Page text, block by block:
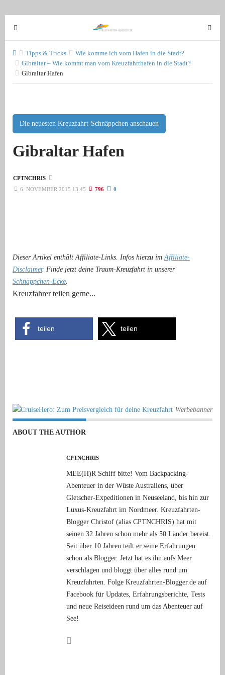
T
o
g
g
i
g
T
o
Tipps & Tricks
Wie komme ich vom Hafen in die Stadt?
Gibraltar – Wie kommt man vom Kreuzfahrthafen in die Stadt?
Gibraltar Hafen
Die neuesten Kreuzfahrt-Schnäppchen anschauen
Gibraltar Hafen
CPTNCHRIS
6. NOVEMBER 2015 13:45
796 0
Dieser Artikel enthält Affiliate-Links. Infos hierzu imAffiliate-
Disclaimer. Finde jetzt deine Traum-Kreuzfahrt in unserer
Schnäppchen-Ecke.
Kreuzfahrer teilen gerne...
teilen teilen
Werbebanner
ABOUT THE AUTHOR
CPTNCHRIS
MEE(H)R Schiff bitte! Vom Backpacking-
Abenteuer in der Wüste Australiens, über
Gletscher-Expeditionen in Neuseeland, bis hin zur
Luxus-Kreuzfahrt im Nordmeer. Kreuzfahrten-
Blogger Christof (alias CPTNCHRIS) hat mit
seinen 32 Jahren schon mehr als 50 Länder bereist.
Seit über 10 Jahren teilt er seine Erfahrungen
schon als Blogger. Jetzt hat es ihn aufs Meer
verschlagen und bloggt über alles rund um
Kreuzfahrten. Folge Kreuzfahrten-Blogger.de auf
Facebook für Updates, Erfahrungsberichte, Tests
und neue Reiseideen rund um das Abenteuer auf
See!